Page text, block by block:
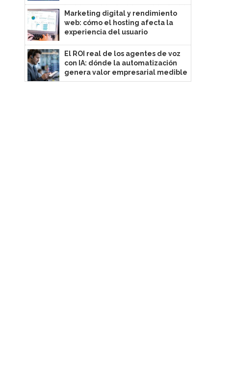
Marketing digital y rendimiento
web: cómo el hosting afecta la
experiencia del usuario
El ROI real de los agentes de voz
con IA: dónde la automatización
genera valor empresarial medible